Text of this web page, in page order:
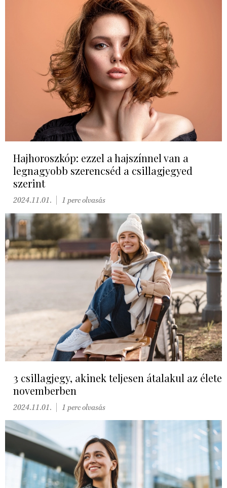
Hajhoroszkóp: ezzel a hajszínnel van a
legnagyobb szerencséd a csillagjegyed
szerint
2024.11.01. 1 perc olvasás
3 csillagjegy, akinek teljesen átalakul az élete
novemberben
2024.11.01. 1 perc olvasás